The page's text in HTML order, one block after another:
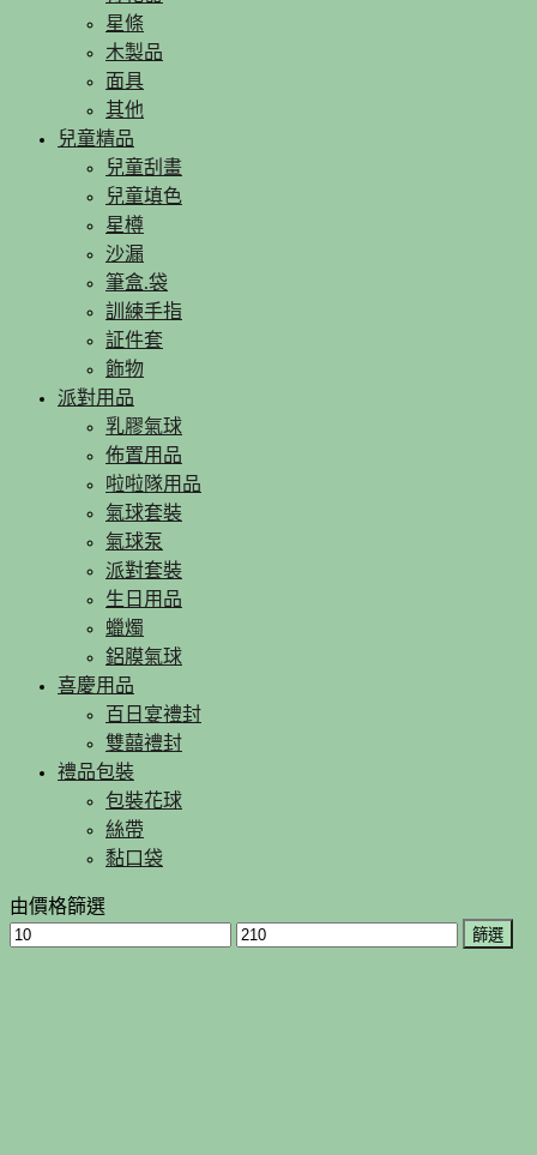
星條
木製品
面具
其他
兒童精品
兒童刮畫
兒童填色
星樽
沙漏
筆盒.袋
訓練手指
証件套
飾物
派對用品
乳膠氣球
佈置用品
啦啦隊用品
氣球套裝
氣球泵
派對套裝
生日用品
蠟燭
鋁膜氣球
喜慶用品
百日宴禮封
雙囍禮封
禮品包裝
包裝花球
絲帶
黏口袋
由價格篩選
篩選